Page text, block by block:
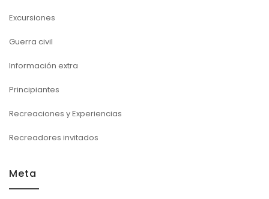
Excursiones
Guerra civil
Información extra
Principiantes
Recreaciones y Experiencias
Recreadores invitados
Meta